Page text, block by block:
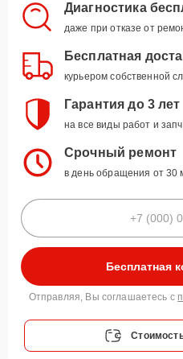
Диагностика
даже при отказе от
Бесплатная
курьером собственной
Гарантия до 3 лет
на все виды работ и
Срочный ремонт
в день обращения от 30
Бесплатная
Отправляя, Вы соглашаетесь с